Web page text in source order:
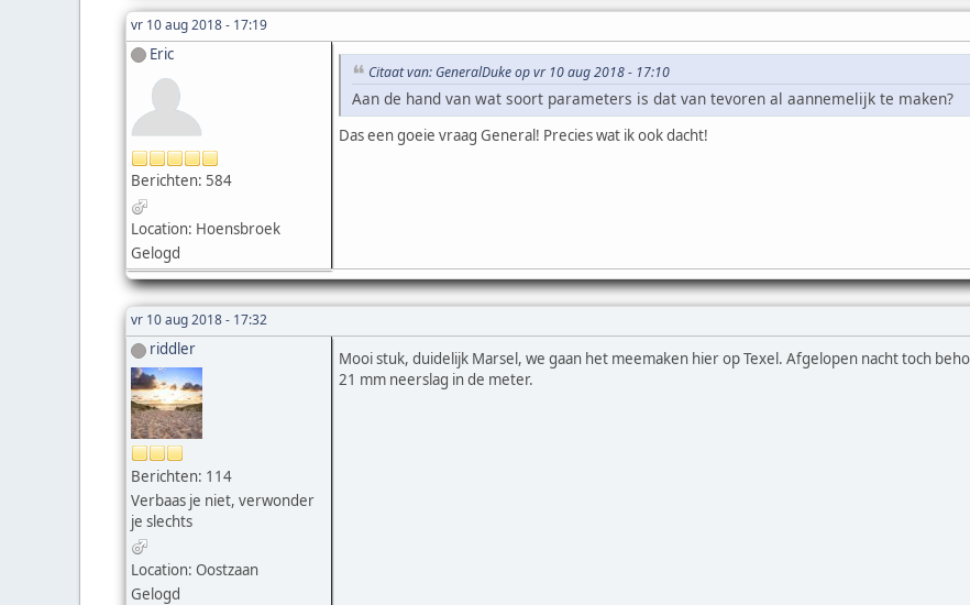
vr 10 aug 2018 - 17:19
Eric
Berichten: 584
Location: Hoensbroek
Gelogd
Citaat van: GeneralDuke op vr 10 aug 2018 - 17:10
Aan de hand van wat soort parameters is dat van tevoren al aannemelijk te maken?
Das een goeie vraag General! Precies wat ik ook dacht!
vr 10 aug 2018 - 17:32
riddler
Berichten: 114
Verbaas je niet, verwonder
je slechts
Location: Oostzaan
Gelogd
Mooi stuk, duidelijk Marsel, we gaan het meemaken hier op Texel. Afgelopen nacht toch
21 mm neerslag in de meter.